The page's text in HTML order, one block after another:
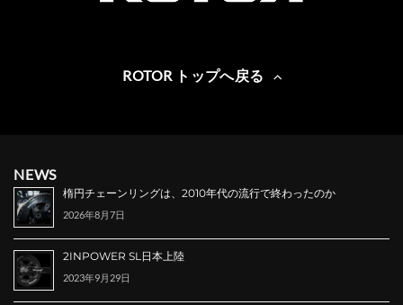
ROTOR トップへ戻る
NEWS
楕円チェーンリングは、2010年代の流行で終わったのか
2026年8月7日
2INPOWER SL日本上陸
2023年9月29日